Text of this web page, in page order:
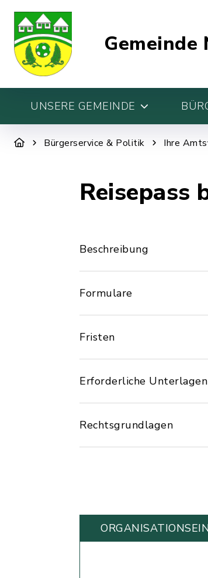
UNSERE GEMEINDE
Bürgerservice & Politik Ihre
Reisepass
Beschreibung
Formulare
Fristen
Erforderliche Unterlagen
Rechtsgrundlagen